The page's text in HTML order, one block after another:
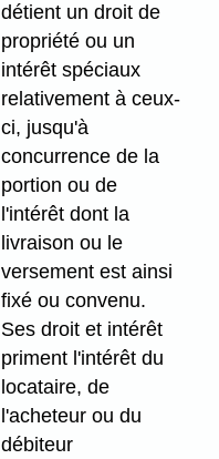
détient un droit de
propriété ou un
intérêt spéciaux
relativement à ceux-
ci, jusqu'à
concurrence de la
portion ou de
l'intérêt dont la
livraison ou le
versement est ainsi
fixé ou convenu.
Ses droit et intérêt
priment l'intérêt du
locataire, de
l'acheteur ou du
débiteur